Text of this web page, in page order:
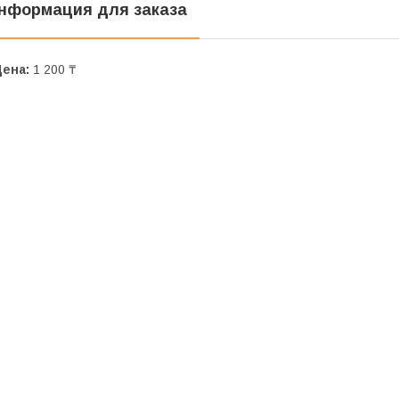
для заказа
1 200 ₸